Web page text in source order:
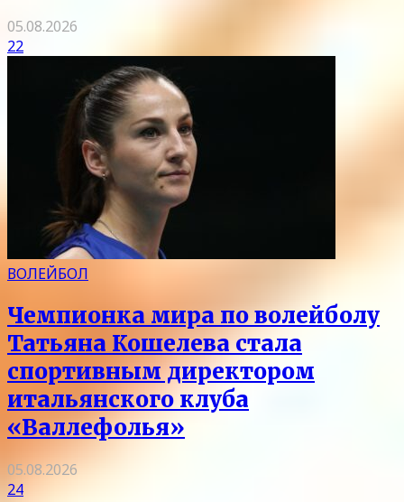
05.08.2026
22
ВОЛЕЙБОЛ
Чемпионка мира по волейболу
Татьяна Кошелева стала
спортивным директором
итальянского клуба
«Валлефолья»
05.08.2026
24